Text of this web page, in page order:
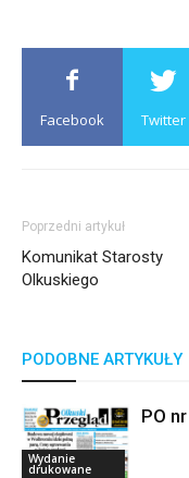
Facebook Twitter
Poprzedni artykuł
Komunikat Starosty
Olkuskiego
PODOBNE ARTYKUŁY
Wydanie
drukowane
PO